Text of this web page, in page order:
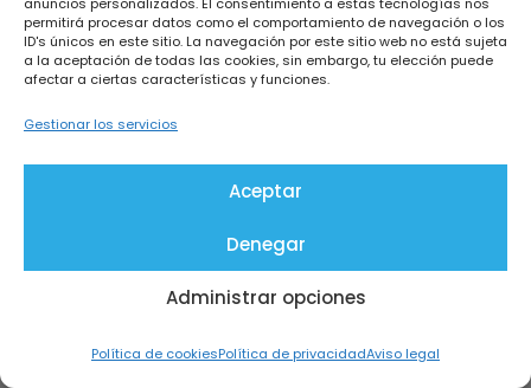
permitirá procesar datos como el comportamiento de navegación o los
ID's únicos en este sitio. La navegación por este sitio web no está sujeta
a la aceptación de todas las cookies, sin embargo, tu elección puede
afectar a ciertas características y funciones.
Gestionar los servicios
Aceptar
Denegar
Administrar opciones
Política de cookiesPolítica de privacidadAviso legal
Lunes a viernes, hasta el 31/08
8:00 – 15:00
Cumplimiento normativo
Coneix dispone de un sistema de gestión de la
seguridad de la información certificado de
por SPG Certificación.
Política de privacidad